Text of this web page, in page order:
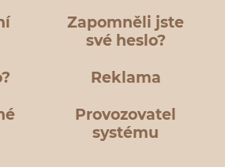
Zapomněli jste
své heslo?
Reklama
Provozovatel
systému